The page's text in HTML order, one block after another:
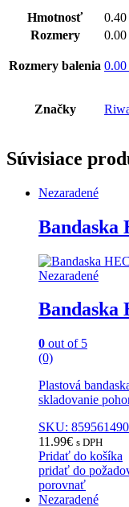
RPM
PRO
RPM
Hmotnosť
Rozmery
Rozmery balenia
Značky
Súvisiace
Nezaradené
Bandaska
Nezaradené
Bandaska
0 out of 5
(0)
Plastová
skladovanie
SKU:
11.99€ s DPH
Pridať do košíka
pridať do
porovnať
Nezaradené